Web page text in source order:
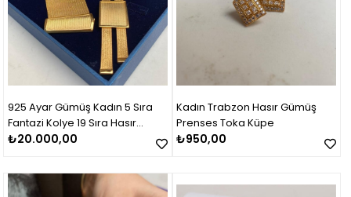
925 Ayar Gümüş Kadın 5 Sıra
Fantazi Kolye 19 Sıra Hasır
Bileklik Set Takım
₺20.000,00
Kadın Trabzon Hasır Gümüş
Prenses Toka Küpe
₺950,00